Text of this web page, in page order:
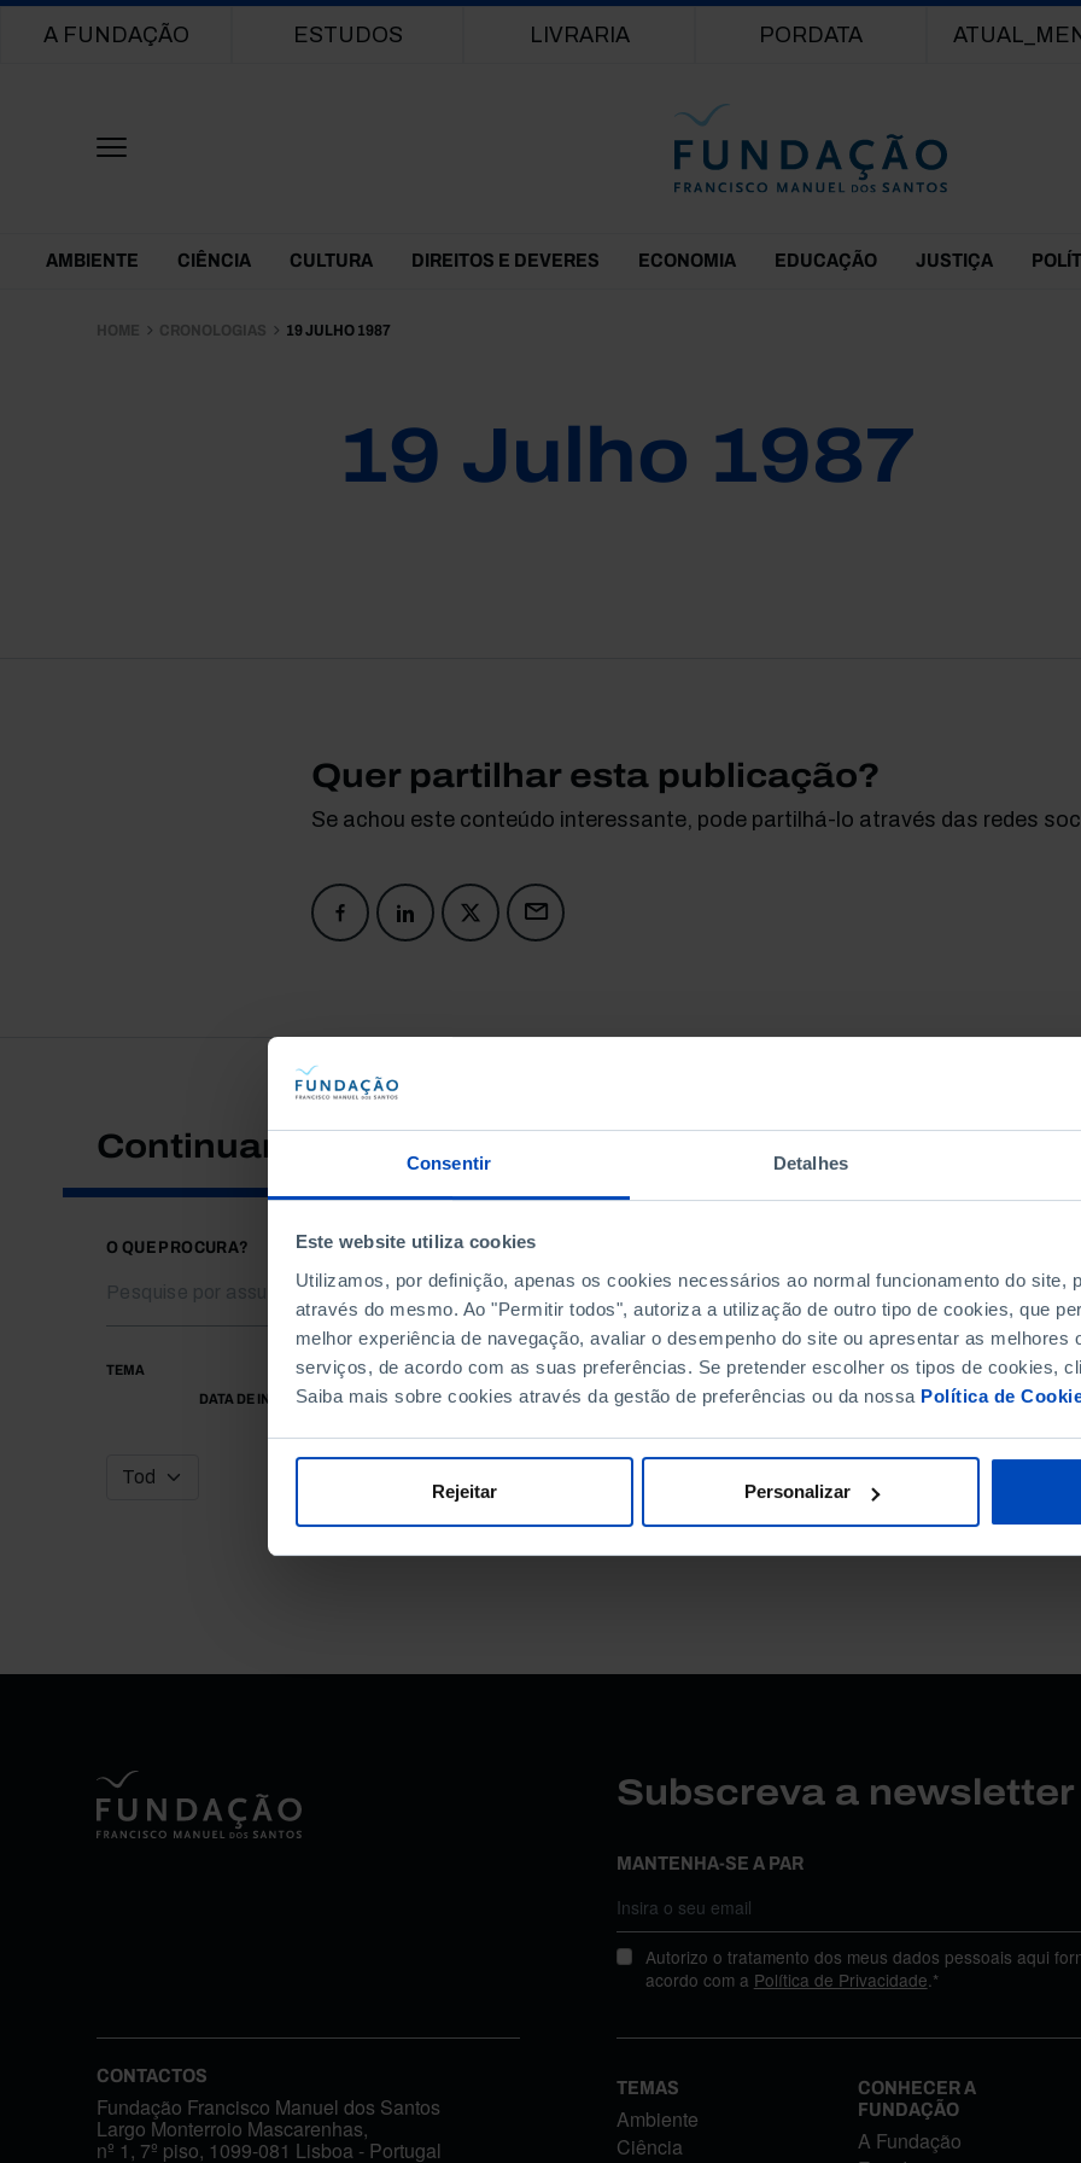
Consentir Detalhes
Este website utiliza cookies
Utilizamos, por definição, apenas os cookies necessários ao normal funcionamento do site,
através do mesmo. Ao "Permitir todos", autoriza a utilização de outro tipo de cookies, que
melhor experiência de navegação, avaliar o desempenho do site ou apresentar as melhores
serviços, de acordo com as suas preferências. Se pretender escolher os tipos de cookies,
Saiba mais sobre cookies através da gestão de preferências ou da nossa Política de
Rejeitar Personalizar
Main navigation
A FUNDAÇÃO ESTUDOS LIVRARIA PORDATA
Themes Menu
AMBIENTE CIÊNCIA CULTURA DIREITOS E DEVERES ECONOMIA EDUCAÇÃO JUSTIÇA
HOME CRONOLOGIAS 19 JULHO 1987
19 Julho 1987
Quer partilhar esta publicação?
Se achou este conteúdo interessante, pode partilhá-lo através das redes
Continuar a pesquisar
O QUE PROCURA?
TEMA
DATA DE INÍCIO
DATA DE FIM
Subscreva a
MANTENHA-SE A PAR
Autorizo o tratamento dos meus dados pessoais aqui
acordo com a Política de Privacidade.*
CONTACTOS
Fundação Francisco Manuel dos Santos
Largo Monterroio Mascarenhas,
nº 1, 7º piso, 1099-081 Lisboa - Portugal
TEMAS
Ambiente
Ciência
CONHECER A
FUNDAÇÃO
A Fundação